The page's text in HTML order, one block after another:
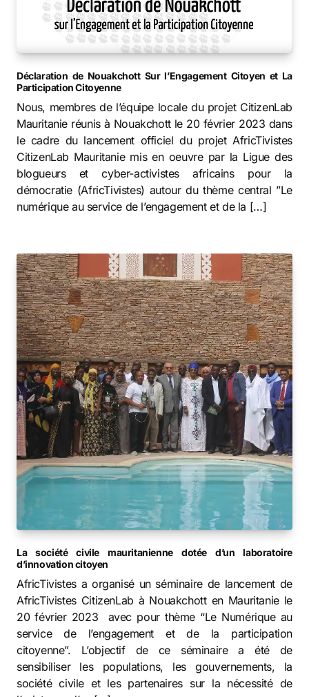
Déclaration de Nouakchott Sur l’Engagement Citoyen et La
Participation Citoyenne
Nous, membres de l’équipe locale du projet CitizenLab
Mauritanie réunis à Nouakchott le 20 février 2023 dans
le cadre du lancement officiel du projet AfricTivistes
CitizenLab Mauritanie mis en oeuvre par la Ligue des
blogueurs et cyber-activistes africains pour la
démocratie (AfricTivistes) autour du thème central ”Le
numérique au service de l’engagement et de la […]
La société civile mauritanienne dotée d’un laboratoire
d’innovation citoyen
AfricTivistes a organisé un séminaire de lancement de
AfricTivistes CitizenLab à Nouakchott en Mauritanie le
20 février 2023 avec pour thème “Le Numérique au
service de l’engagement et de la participation
citoyenne”. L’objectif de ce séminaire a été de
sensibiliser les populations, les gouvernements, la
société civile et les partenaires sur la nécessité de